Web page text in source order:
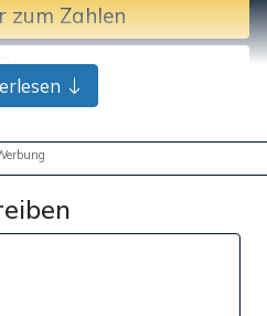
zum Zahlen